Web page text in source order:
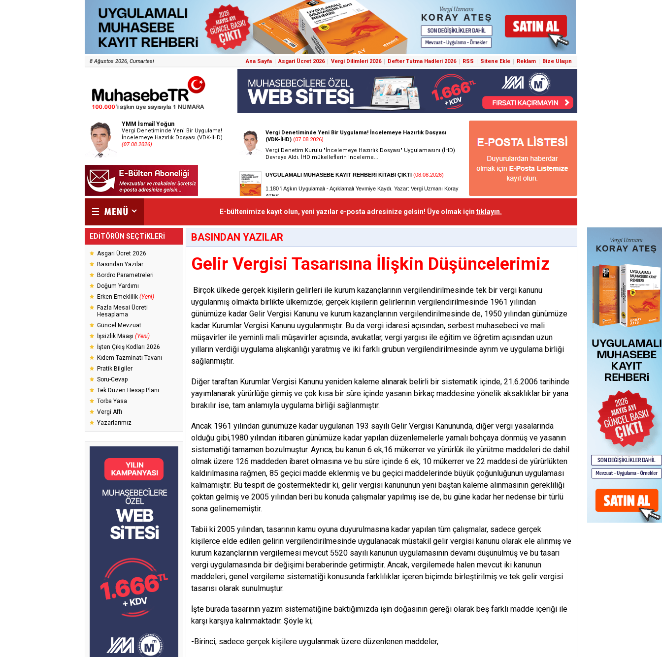
8 Ağustos 2026, Cumartesi Ana Sayfa Asgari Ücret 2026 Vergi Dilimleri 2026 Defter Tutma Hadleri 2026 RSS Sitene Ekle Reklam Bize Ulaşın
YMM İsmail Yoğun
Vergi Denetiminde Yeni Bir Uygulama!
İncelemeye Hazırlık Dosyası (VDK-İHD)
(07.08.2026)
E-bültenimize kayıt olun, yeni yazılar e-posta adresinize gelsin! Üye olmak için tıklayın.
EDİTÖRÜN SEÇTİKLERİ
Asgari Ücret 2026
Basından Yazılar
Bordro Parametreleri
Doğum Yardımı
Erken Emeklilik (Yeni)
Fazla Mesai Ücreti
Hesaplama
Güncel Mevzuat
İşsizlik Maaşı (Yeni)
İşten Çıkış Kodları 2026
Kıdem Tazminatı Tavanı
Pratik Bilgiler
Soru-Cevap
Tek Düzen Hesap Planı
Torba Yasa
Vergi Affı
Yazarlarımız
BASINDAN YAZILAR
Gelir Vergisi Tasarısına İlişkin Düşüncelerimiz
Birçok ülkede gerçek kişilerin gelirleri ile kurum kazançlarının vergilendirilmesinde tek bir vergi kanunu
uygulanmış olmakta birlikte ülkemizde; gerçek kişilerin gelirlerinin vergilendirilmesinde 1961 yılından
günümüze kadar Gelir Vergisi Kanunu ve kurum kazançlarının vergilendirilmesinde de, 1950 yılından günümüze
kadar Kurumlar Vergisi Kanunu uygulanmıştır. Bu da vergi idaresi açısından, serbest muhasebeci ve mali
müşavirler ile yeminli mali müşavirler açısında, avukatlar, vergi yargısı ile eğitim ve öğretim açısından uzun
yılların verdiği uygulama alışkanlığı yaratmış ve iki farklı grubun vergilendirilmesinde ayrım ve uygulama birliği
sağlanmıştır.
Diğer taraftan Kurumlar Vergisi Kanunu yeniden kaleme alınarak belirli bir sistematik içinde, 21.6.2006 tarihinde
yayımlanarak yürürlüğe girmiş ve çok kısa bir süre içinde yasanın birkaç maddesine yönelik aksaklıklar bir yana
bırakılır ise, tam anlamıyla uygulama birliği sağlanmıştır.
Ancak 1961 yılından günümüze kadar uygulanan 193 sayılı Gelir Vergisi Kanununda, diğer vergi yasalarında
olduğu gibi,1980 yılından itibaren günümüze kadar yapılan düzenlemelerle yamalı bohçaya dönmüş ve yasanın
sistematiği tamamen bozulmuştur. Ayrıca; bu kanun 6 ek,16 mükerrer ve yürürlük ile yürütme maddeleri de dahil
olmak üzere 126 maddeden ibaret olmasına ve bu süre içinde 6 ek, 10 mükerrer ve 22 maddesi de yürürlükten
kaldırılmasına rağmen, 85 geçici madde eklenmiş ve bu geçici maddelerinde büyük çoğunluğunun uygulaması
kalmamıştır. Bu tespit de göstermektedir ki, gelir vergisi kanununun yeni baştan kaleme alınmasının gerekliliği
çoktan gelmiş ve 2005 yılından beri bu konuda çalışmalar yapılmış ise de, bu güne kadar her nedense bir türlü
sona gelinememiştir.
Tabii ki 2005 yılından, tasarının kamu oyuna duyurulmasına kadar yapılan tüm çalışmalar, sadece gerçek
kişilerce elde edilen gelirin vergilendirilmesinde uygulanacak müstakil gelir vergisi kanunu olarak ele alınmış ve
kurum kazançlarının vergilemesi mevcut 5520 sayılı kanunun uygulamasının devamı düşünülmüş ve bu tasarı
vergi uygulamasında bir değişimi beraberinde getirmiştir. Ancak, vergilemede halen mevcut iki kanunun
maddeleri, genel vergileme sistematiği konusunda farklılıklar içeren biçimde birleştirilmiş ve tek gelir vergisi
tasarısı olarak sunulmuştur.
İşte burada tasarının yazım sistematiğine baktığımızda işin doğasının gereği olarak beş farklı madde içeriği ile
karşı karşıya kalınmaktadır. Şöyle ki;
-Birinci, sadece gerçek kişilere uygulanmak üzere düzenlenen maddeler,